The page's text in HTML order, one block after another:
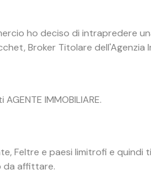
ho deciso di intrapredere
Broker Titolare dell'Agenzia
IMMOBILIARE.
Feltre e paesi limitrofi e
da affittare.